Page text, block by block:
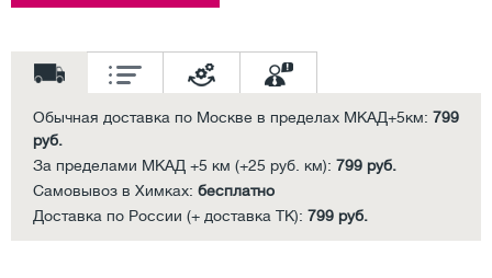
Обычная доставка по Москве в пределах МКАД+5км: 799
руб.
За пределами МКАД +5 км (+25 руб. км): 799 руб.
Самовывоз в Химках: бесплатно
Доставка по России (+ доставка ТК): 799 руб.